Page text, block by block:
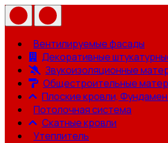
Вентилируемые фасады
Декоративные
Звукоизоляционные
Общестроительные
Плоские кровли,
Потолочная система
Скатные кровли
Утеплитель